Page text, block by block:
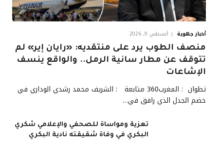
أخبار جهوية
أغسطس 9, 2026
منصف الطوب يرد على منتقديه: «رايان إير» لم
تتوقف عن مطار سانية الرمل.. والواقع ينسف
الإشاعات
تطوان : المغرب360 متابعة : الشريف محمد رشدي الوداري في
خضم الجدل الذي رافق في…
تعزية ومواساة للصحفي والإعلامي شكري
البكري في وفاة شقيقته نادية البكري